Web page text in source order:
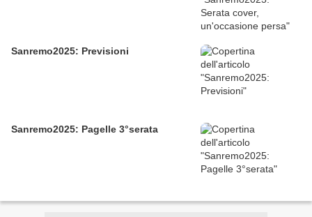
Sanremo2025: Previsioni
Sanremo2025: Pagelle 3°serata